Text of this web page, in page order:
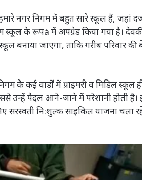
नगर निगम में बहुत सारे स्कूल हैं, जहां
के रूपà में अपग्रेड किया गया है।
बनाया जाएगा, ताकि गरीब परिवार की
के कई वार्डों में प्राइमरी व मिडिल स्कूल
उन्हें पैदल आने-जाने में परेशानी होती
सरस्वती नि:शुल्क साइकिल याजना चला